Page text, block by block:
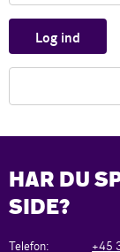
Log ind
HAR DU
SIDE?
Telefon: +45